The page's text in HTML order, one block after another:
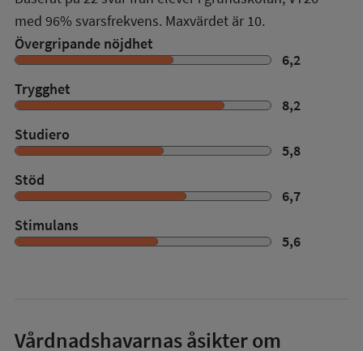
med 96% svarsfrekvens. Maxvärdet är 10.
Övergripande nöjdhet
6,2
Trygghet
8,2
Studiero
5,8
Stöd
6,7
Stimulans
5,6
Vårdnadshavarnas åsikter om